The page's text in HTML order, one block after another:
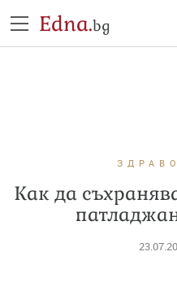
Edna.bg
Как да